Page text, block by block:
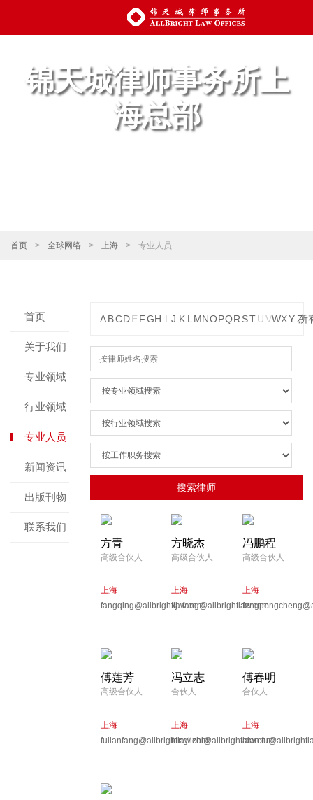
锦天城律师事务所上
海总部
首页 > 全球网络 > 上海 > 专业人员
首页
关于我们
专业领域
行业领域
专业人员
新闻资讯
出版刊物
联系我们
ABCDE FGH I J K L MNOPQR STUVWXYZ
所
方青
高级合伙人
上海
fangqing@allbrightlaw.com
方晓杰
高级合伙人
上海
xj_fang@allbrightlaw.com
冯鹏程
高级合伙人
上海
傅莲芳
高级合伙人
上海
fulianfang@allbrightlaw.com
冯立志
合伙人
上海
fenglizhi@allbrightlaw.com
傅春明
合伙人
上海